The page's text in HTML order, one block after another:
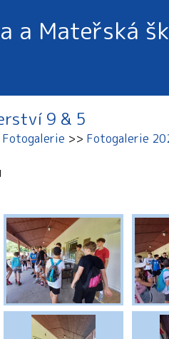
a Mateřská
9 & 5
Fotogalerie Fotogalerie